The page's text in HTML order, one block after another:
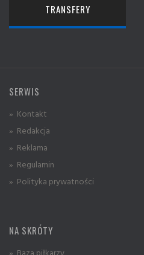
TRANSFERY
SERWIS
» Kontakt
» Redakcja
» Reklama
» Regulamin
» Polityka prywatności
NA SKRÓTY